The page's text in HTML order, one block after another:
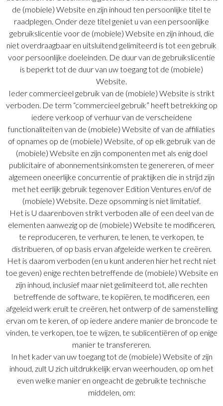
de (mobiele) Website en zijn inhoud ten persoonlijke titel te
raadplegen. Onder deze titel geniet u van een persoonlijke
gebruikslicentie voor de (mobiele) Website en zijn inhoud, die
niet overdraagbaar en uitsluitend gelimiteerd is tot een gebruik
voor persoonlijke doeleinden. De duur van de gebruikslicentie
is beperkt tot de duur van uw toegang tot de (mobiele)
Website.
Ieder commercieel gebruik van de (mobiele) Website is strikt
verboden. De term “commercieel gebruik” heeft betrekking op
iedere verkoop of verhuur van de verscheidene
functionaliteiten van de (mobiele) Website of van de affiliaties
of opnames op de (mobiele) Website, of op elk gebruik van de
(mobiele) Website en zijn componenten met als enig doel
publicitaire of abonnementsinkomsten te genereren, of meer
algemeen oneerlijke concurrentie of praktijken die in strijd zijn
met het eerlijk gebruik tegenover Edition Ventures en/of de
(mobiele) Website. Deze opsomming is niet limitatief.
Het is U daarenboven strikt verboden alle of een deel van de
elementen aanwezig op de (mobiele) Website te modificeren,
te reproduceren, te verhuren, te lenen, te verkopen, te
distribueren, of op basis ervan afgeleide werken te creëren.
Het is daarom verboden (en u kunt anderen hier het recht niet
toe geven) enige rechten betreffende de (mobiele) Website en
zijn inhoud, inclusief maar niet gelimiteerd tot, alle rechten
betreffende de software, te kopiëren, te modificeren, een
afgeleid werk eruit te creëren, het ontwerp of de samenstelling
ervan om te keren, of op iedere andere manier de broncode te
vinden, te verkopen, toe te wijzen, te sublicentiëren of op enige
manier te transfereren.
In het kader van uw toegang tot de (mobiele) Website of zijn
inhoud, zult U zich uitdrukkelijk ervan weerhouden, op om het
even welke manier en ongeacht de gebruikte technische
middelen, om: